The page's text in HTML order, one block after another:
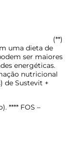
(**)
uma dieta de
ser maiores
energéticas.
nutricional
de Sustevit +
**** FOS –